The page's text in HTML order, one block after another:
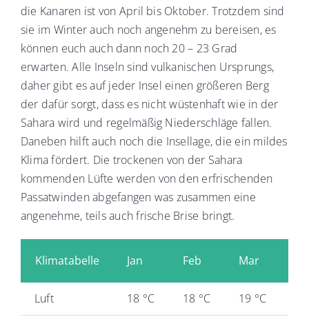
die Kanaren ist von April bis Oktober. Trotzdem sind
sie im Winter auch noch angenehm zu bereisen, es
können euch auch dann noch 20 – 23 Grad
erwarten. Alle Inseln sind vulkanischen Ursprungs,
daher gibt es auf jeder Insel einen größeren Berg
der dafür sorgt, dass es nicht wüstenhaft wie in der
Sahara wird und regelmäßig Niederschläge fallen.
Daneben hilft auch noch die Insellage, die ein mildes
Klima fördert. Die trockenen von der Sahara
kommenden Lüfte werden von den erfrischenden
Passatwinden abgefangen was zusammen eine
angenehme, teils auch frische Brise bringt.
Klimatabelle Jan Feb Mar
Luft 18 °C 18 °C 19 °C